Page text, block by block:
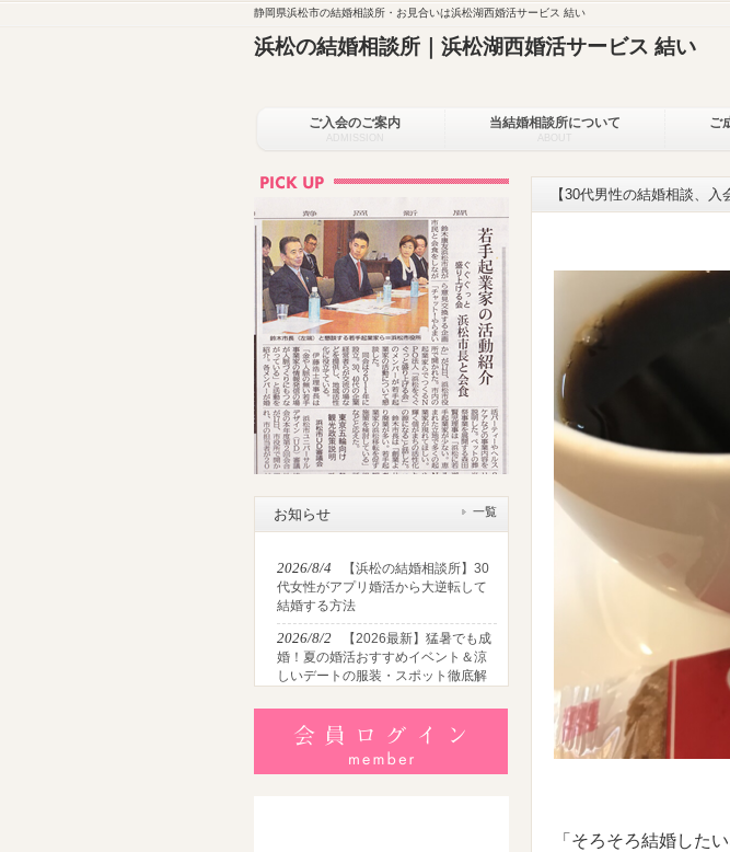
静岡県浜松市の結婚相談所・お見合いは浜松湖西婚活サービス 結い
浜松の結婚相談所｜浜松湖西婚活サービス 結い
ご入会のご案内 当結婚相談所について ご
【30代男性の結婚相談、
「そろそろ結婚した
お知らせ 一覧
2026/8/4
【浜松の結婚相談所】30
代女性がアプリ婚活から大逆転して
結婚する方法
2026/8/2
【2026最新】猛暑でも成
婚！夏の婚活おすすめイベント＆涼
しいデートの服装・スポット徹底解
2026/7/28
【浜松】アラフォー男性
が婚活で無双する3つの戦略！30代後
半・40代からの大人の成婚術